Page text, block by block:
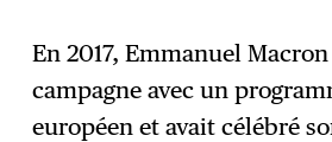
→ S'abonner
En 2017, Emmanuel
campagne avec un
européen et avait célébré